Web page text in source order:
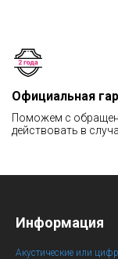
Официальная
Поможем с
действовать в
Информация
Акустические или